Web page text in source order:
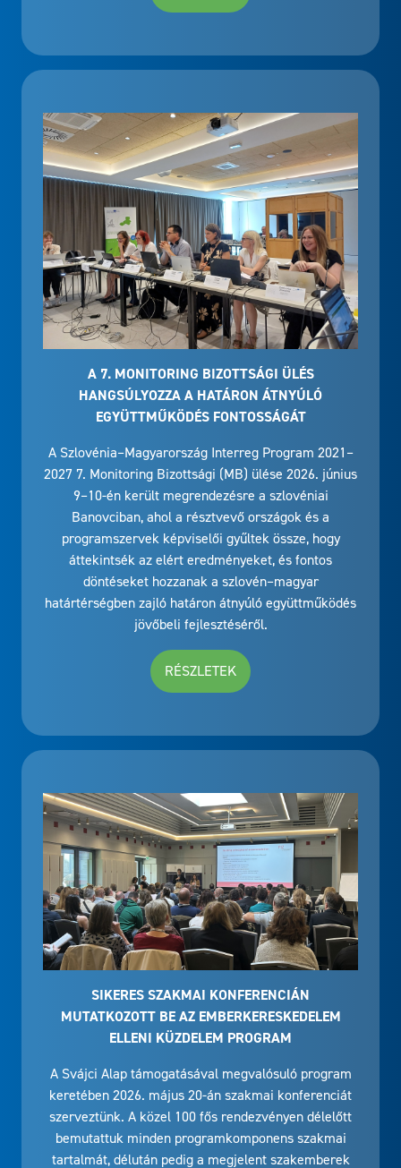
A 7. MONITORING BIZOTTSÁGI ÜLÉS
HANGSÚLYOZZA A HATÁRON ÁTNYÚLÓ
EGYÜTTMŰKÖDÉS FONTOSSÁGÁT
A Szlovénia–Magyarország Interreg Program 2021–
2027 7. Monitoring Bizottsági (MB) ülése 2026. június
9–10-én került megrendezésre a szlovéniai
Banovciban, ahol a résztvevő országok és a
programszervek képviselői gyűltek össze, hogy
áttekintsék az elért eredményeket, és fontos
döntéseket hozzanak a szlovén–magyar
határtérségben zajló határon átnyúló együttműködés
jövőbeli fejlesztéséről.
RÉSZLETEK
SIKERES SZAKMAI KONFERENCIÁN
MUTATKOZOTT BE AZ EMBERKERESKEDELEM
ELLENI KÜZDELEM PROGRAM
A Svájci Alap támogatásával megvalósuló program
keretében 2026. május 20-án szakmai konferenciát
szerveztünk. A közel 100 fős rendezvényen délelőtt
bemutattuk minden programkomponens szakmai
tartalmát, délután pedig a megjelent szakemberek